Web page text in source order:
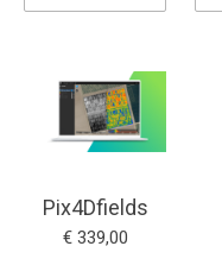
Pix4Dfields
€ 339,00